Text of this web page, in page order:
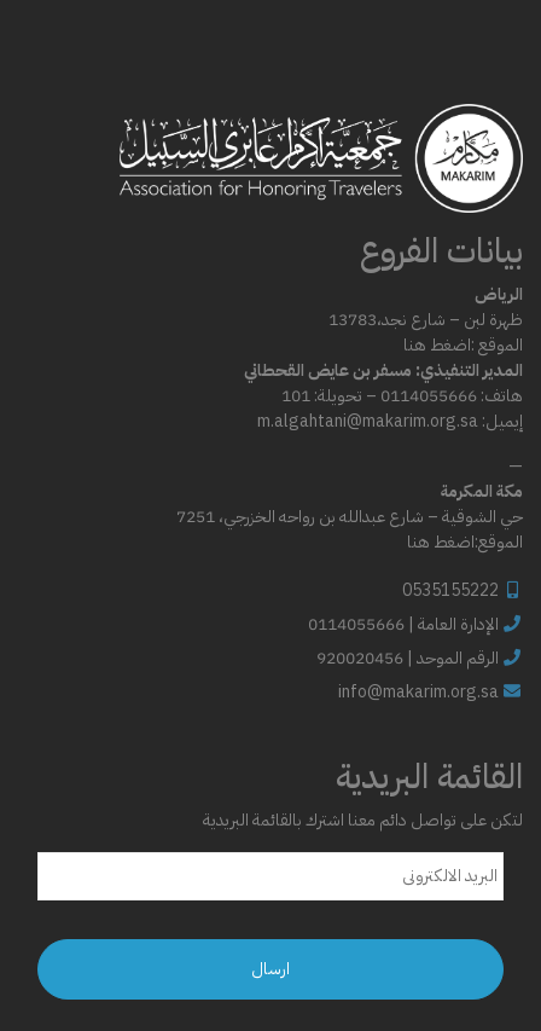
بيانات الفروع
الرياض
ظهرة لبن – شارع نجد،13783
الموقع :اضغط هنا
المدير التنفيذي: مسفر بن عايض القحطاني
هاتف: 0114055666 – تحويلة: 101
إيميل: m.algahtani@makarim.org.sa
—
مكة المكرمة
حي الشوقية – شارع عبدالله بن رواحه الخزرجي، 7251
الموقع:اضغط هنا
0535155222
info@makarim.org.sa
القائمة البريدية
لتكن على تواصل دائم معنا اشترك بالقائمة البريدية